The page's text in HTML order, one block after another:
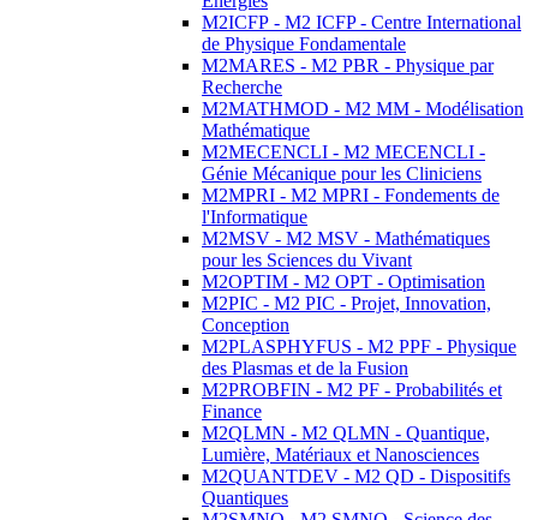
M2ICFP - M2 ICFP - Centre International
de Physique Fondamentale
M2MARES - M2 PBR - Physique par
Recherche
M2MATHMOD - M2 MM - Modélisation
Mathématique
M2MECENCLI - M2 MECENCLI -
Génie Mécanique pour les Cliniciens
M2MPRI - M2 MPRI - Fondements de
l'Informatique
M2MSV - M2 MSV - Mathématiques
pour les Sciences du Vivant
M2OPTIM - M2 OPT - Optimisation
M2PIC - M2 PIC - Projet, Innovation,
Conception
M2PLASPHYFUS - M2 PPF - Physique
des Plasmas et de la Fusion
M2PROBFIN - M2 PF - Probabilités et
Finance
M2QLMN - M2 QLMN - Quantique,
Lumière, Matériaux et Nanosciences
M2QUANTDEV - M2 QD - Dispositifs
Quantiques